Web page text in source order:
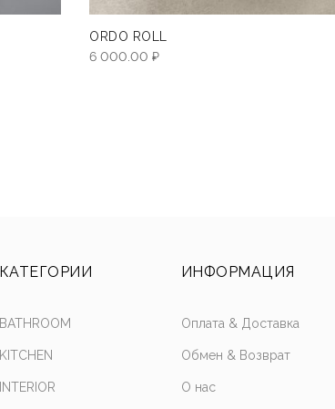
ORDO ROLL
6 000.00 ₽
КАТЕГОРИИ
BATHROOM
KITCHEN
INTERIOR
ИНФОРМАЦИЯ
Оплата & Доставка
Обмен & Возврат
О нас